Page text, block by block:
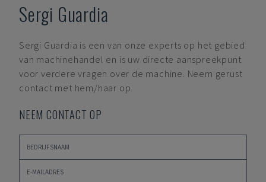
Sergi Guardia
Sergi Guardia is een van onze experts op het gebied
van machinehandel en is uw directe aanspreekpunt
voor verdere vragen over de machine. Neem gerust
contact met hem/haar op.
NEEM CONTACT OP